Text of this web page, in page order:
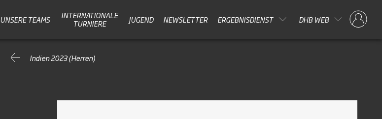
UNSERE TEAMS
INTERNATIONALE
TURNIERE
JUGEND NEWSLETTER ERGEBNISDIENST DHB WEB
Indien 2023 (Herren)